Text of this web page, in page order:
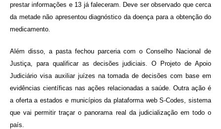
prestar informações e 13 já faleceram. Deve ser observado que cerca
da metade não apresentou diagnóstico da doença para a obtenção do
medicamento.
Além disso, a pasta fechou parceria com o Conselho Nacional de
Justiça, para qualificar as decisões judiciais. O Projeto de Apoio
Judiciário visa auxiliar juízes na tomada de decisões com base em
evidências científicas nas ações relacionadas a saúde. Outra ação é
a oferta a estados e municípios da plataforma web S-Codes, sistema
que vai permitir traçar o panorama real da judicialização em todo o
país.